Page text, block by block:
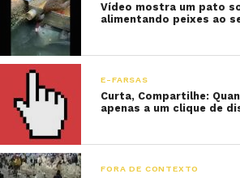
Vídeo mostra um pato
alimentando peixes ao
E-FARSAS
Curta, Compartilhe:
apenas a um clique de
FORA DE CONTEXTO